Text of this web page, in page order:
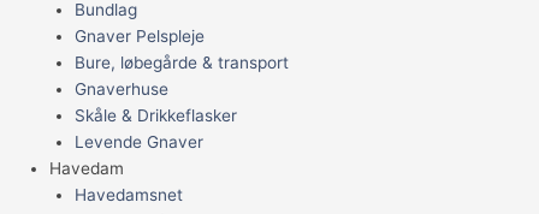
Bundlag
Gnaver Pelspleje
Bure, løbegårde & transport
Gnaverhuse
Skåle & Drikkeflasker
Levende Gnaver
Havedam
Havedamsnet